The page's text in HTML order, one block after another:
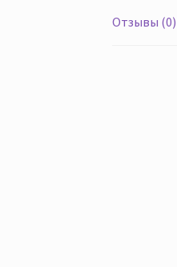
Отзывы (0)